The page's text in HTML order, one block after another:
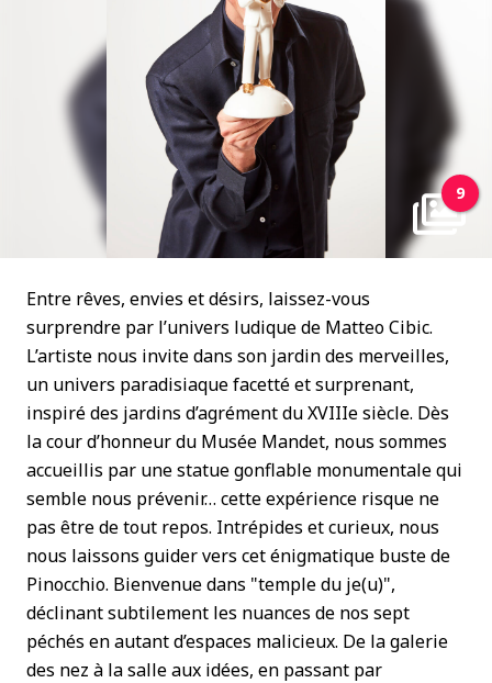
9
Entre rêves, envies et désirs, laissez-vous
surprendre par l’univers ludique de Matteo Cibic.
L’artiste nous invite dans son jardin des merveilles,
un univers paradisiaque facetté et surprenant,
inspiré des jardins d’agrément du XVIIIe siècle. Dès
la cour d’honneur du Musée Mandet, nous sommes
accueillis par une statue gonflable monumentale qui
semble nous prévenir… cette expérience risque ne
pas être de tout repos. Intrépides et curieux, nous
nous laissons guider vers cet énigmatique buste de
Pinocchio. Bienvenue dans "temple du je(u)",
déclinant subtilement les nuances de nos sept
péchés en autant d’espaces malicieux. De la galerie
des nez à la salle aux idées, en passant par